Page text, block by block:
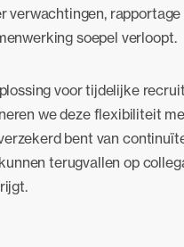
soepel verloopt.
voor tijdelijke
we deze flexibiliteit
bent van
terugvallen op